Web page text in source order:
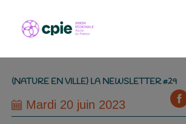
(NATURE EN VILLE) LA NEWSLETTER #29
Mardi 20 juin 2023